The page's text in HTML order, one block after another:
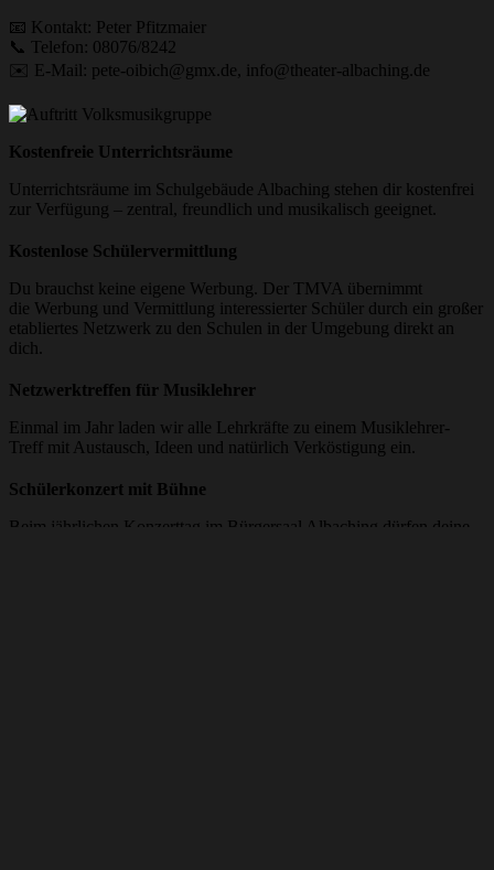
📧 Kontakt: Peter Pfitzmaier
📞 Telefon: 08076/8242
✉️ E-Mail: pete-oibich@gmx.de, info@theater-albaching.de
Kostenfreie Unterrichtsräume
Unterrichtsräume im Schulgebäude Albaching stehen dir kostenfrei
zur Verfügung – zentral, freundlich und musikalisch geeignet.
Kostenlose Schülervermittlung
Du brauchst keine eigene Werbung. Der TMVA übernimmt
die Werbung und Vermittlung interessierter Schüler durch ein großer
etabliertes Netzwerk zu den Schulen in der Umgebung direkt an
dich.
Netzwerktreffen für Musiklehrer
Einmal im Jahr laden wir alle Lehrkräfte zu einem Musiklehrer-
Treff mit Austausch, Ideen und natürlich Verköstigung ein.
Schülerkonzert mit Bühne
Beim jährlichen Konzerttag im Bürgersaal Albaching dürfen deine